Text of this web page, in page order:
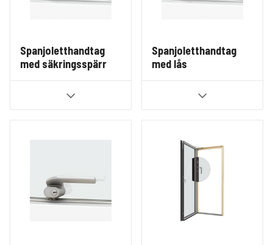
Spanjoletthandtag
med säkringsspärr
Spanjoletthandtag
med lås